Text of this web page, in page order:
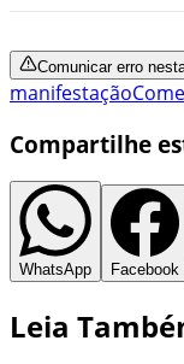
Comunicar erro
manifestação
Compartilhe
WhatsApp Facebook
Leia